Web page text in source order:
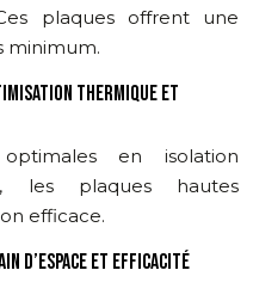
plaques offrent une
minimum.
THERMIQUE ET
en isolation
les plaques hautes
efficace.
D’ESPACE ET EFFICACITÉ